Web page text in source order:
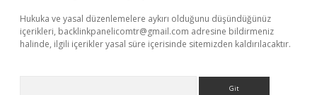
Hukuka ve yasal düzenlemelere aykırı olduğunu düşündüğünüz
içerikleri, backlinkpanelicomtr@gmail.com adresine bildirmeniz
halinde, ilgili içerikler yasal süre içerisinde sitemizden kaldırılacaktır.